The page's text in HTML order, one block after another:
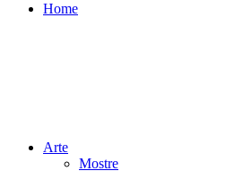
Home
Arte
Mostre